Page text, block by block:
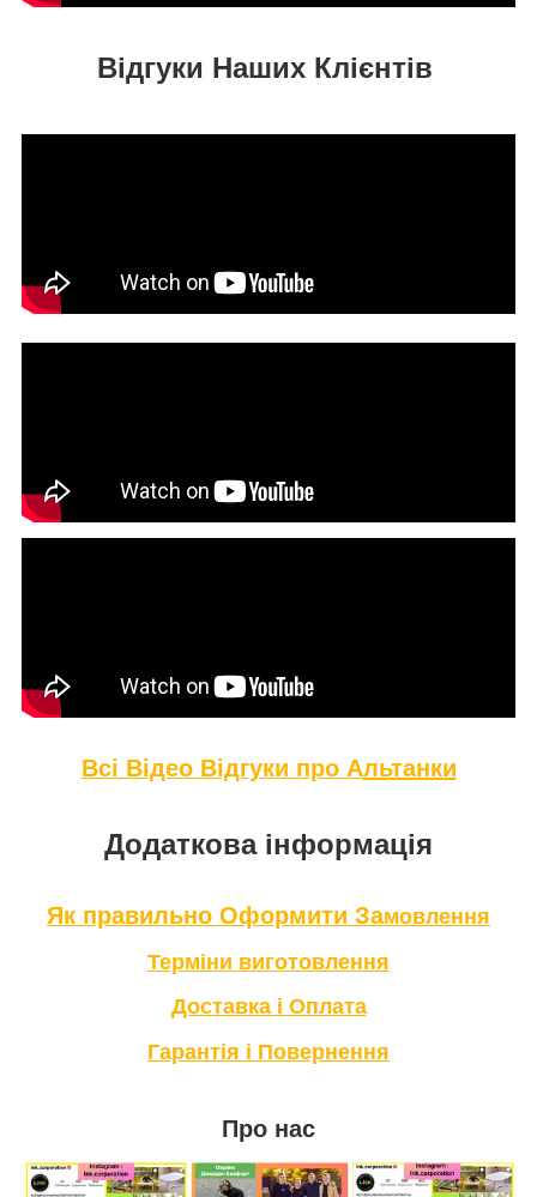
Відгуки Наших Клієнтів
Всі Відео Відгуки про Альтанки
Додаткова інформація
Як правильно Оформити Замовлення
Терміни виготовлення
Доставка і Оплата
Гарантія і Повернення
Про нас